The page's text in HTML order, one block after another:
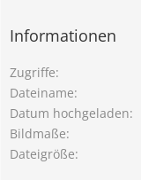
Informationen
Zugriffe
Dateiname
Datum hochgeladen
Bildmaße
Dateigröße